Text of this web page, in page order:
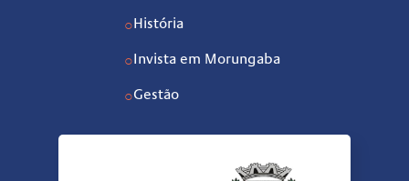
○ História
○ Invista em Morungaba
○Gestão